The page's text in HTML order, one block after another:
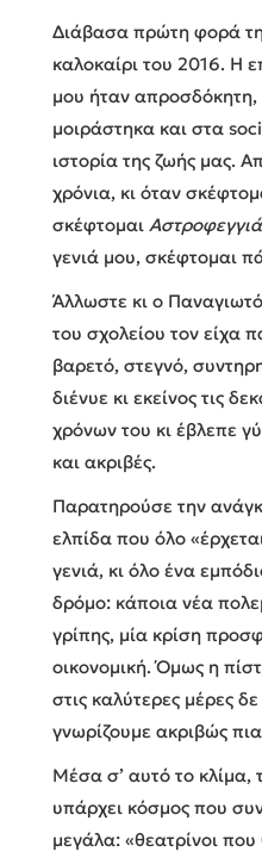
Διάβασα πρώτη φορά
καλοκαίρι του 2016. Η
μου ήταν απροσδόκητη,
μοιράστηκα και στα
ιστορία της ζωής μας.
χρόνια, κι όταν
σκέφτομαι Αστροφεγγιά
γενιά μου, σκέφτομαι
Άλλωστε κι ο
του σχολείου τον είχα
βαρετό, στεγνό,
διένυε κι εκείνος τις
χρόνων του κι έβλεπε
και ακριβές.
Παρατηρούσε την
ελπίδα που όλο
γενιά, κι όλο ένα
δρόμο: κάποια νέα
γρίπης, μία κρίση
οικονομική. Όμως η
στις καλύτερες μέρες
γνωρίζουμε ακριβώς
Μέσα σ’ αυτό το κλίμα,
υπάρχει κόσμος που
μεγάλα: «θεατρίνοι